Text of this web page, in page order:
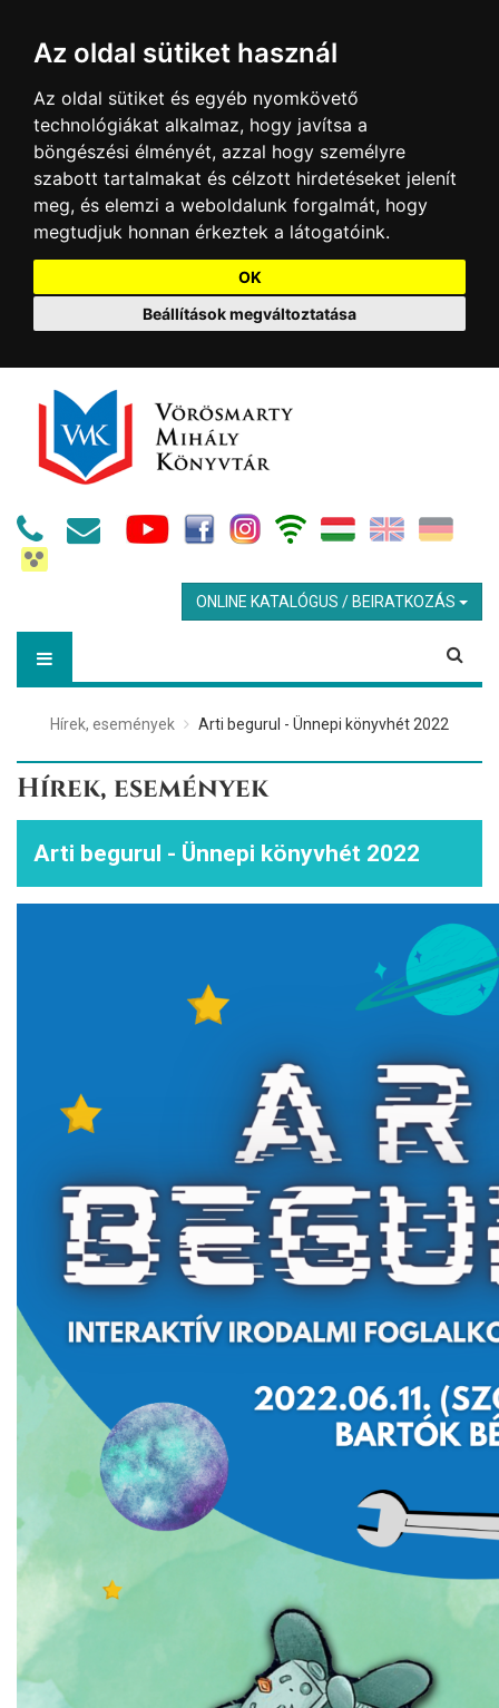
Az oldal sütiket használ
Az oldal sütiket és egyéb nyomkövető
technológiákat alkalmaz, hogy javítsa a
böngészési élményét, azzal hogy személyre
szabott tartalmakat és célzott hirdetéseket jelenít
meg, és elemzi a weboldalunk forgalmát, hogy
megtudjuk honnan érkeztek a látogatóink.
OK
Beállítások megváltoztatása
ONLINE KATALÓGUS / BEIRATKOZÁS
Hírek, események Arti begurul - Ünnepi könyvhét 2022
Hírek, események
Arti begurul - Ünnepi könyvhét 2022